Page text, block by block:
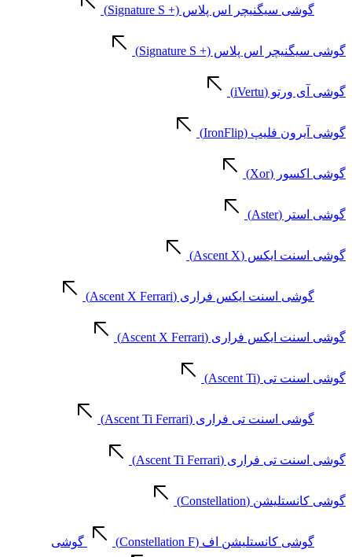
گوشی سیگنیچر اس پلاس (+ Signature S)
گوشی سیگنیچر اس پلاس (+ Signature S)
گوشی آی ورتو (iVertu)
گوشی آیرون فلیپ (IronFlip)
گوشی اکسور (Xor)
گوشی استر (Aster)
گوشی اسنت ایکس (Ascent X)
گوشی اسنت ایکس فراری (Ascent X Ferrari)
گوشی اسنت ایکس فراری (Ascent X Ferrari)
گوشی اسنت تی (Ascent Ti)
گوشی اسنت تی فراری (Ascent Ti Ferrari)
گوشی اسنت تی فراری (Ascent Ti Ferrari)
گوشی کانستلیشن (Constellation)
گوشی کانستلیشن اف (Constellation F) گوشی